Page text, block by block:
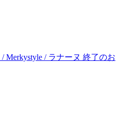
/ Merkystyle / ラナーヌ 終了のお